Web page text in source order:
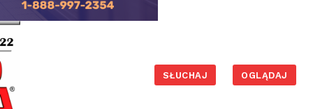
SŁUCHAJ OGLĄDAJ